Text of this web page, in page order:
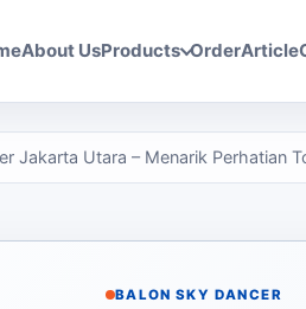
About UsProducts OrderArticle
Jakarta Utara – Menarik Perhatian
BALON SKY DANCER